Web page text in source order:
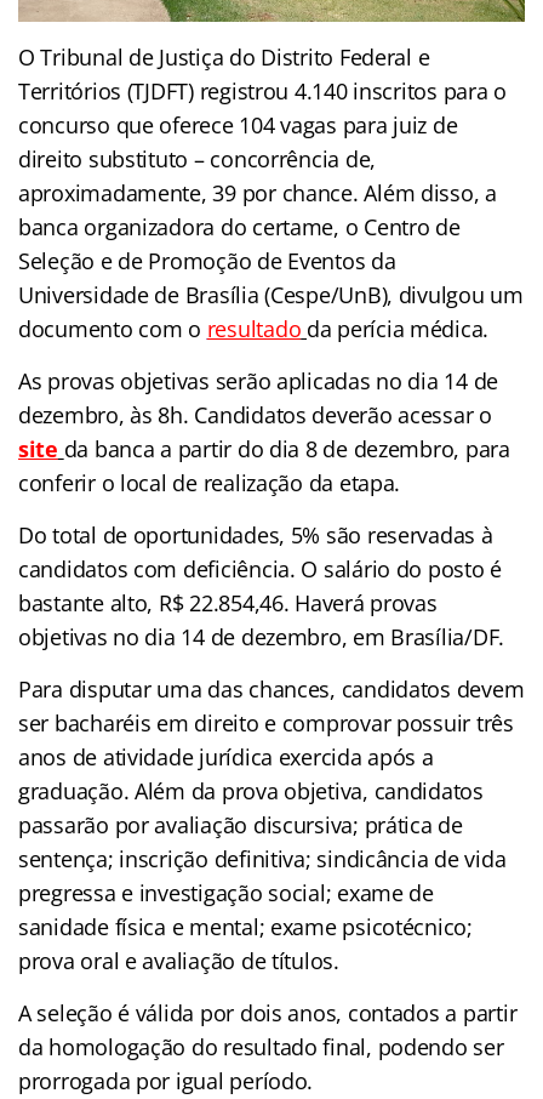
O Tribunal de Justiça do Distrito Federal e
Territórios (TJDFT) registrou 4.140 inscritos para o
concurso que oferece 104 vagas para juiz de
direito substituto – concorrência de,
aproximadamente, 39 por chance. Além disso, a
banca organizadora do certame, o Centro de
Seleção e de Promoção de Eventos da
Universidade de Brasília (Cespe/UnB), divulgou um
documento com o resultado da perícia médica.
As provas objetivas serão aplicadas no dia 14 de
dezembro, às 8h. Candidatos deverão acessaro
site da banca a partir do dia 8 de dezembro, para
conferir o local de realização da etapa.
Do total de oportunidades, 5% são reservadas à
candidatos com deficiência. O salário do posto é
bastante alto, R$ 22.854,46. Haverá provas
objetivas no dia 14 de dezembro, em Brasília/DF.
Para disputar uma das chances, candidatos devem
ser bacharéis em direito e comprovar possuir três
anos de atividade jurídica exercida após a
graduação. Além da prova objetiva, candidatos
passarão por avaliação discursiva; prática de
sentença; inscrição definitiva; sindicância de vida
pregressa e investigação social; exame de
sanidade física e mental; exame psicotécnico;
prova oral e avaliação de títulos.
A seleção é válida por dois anos, contados a partir
da homologação do resultado final, podendo ser
prorrogada por igual período.